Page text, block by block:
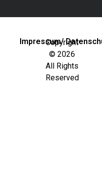
Impressum/
Copyright
© 2026
All Rights
Reserved